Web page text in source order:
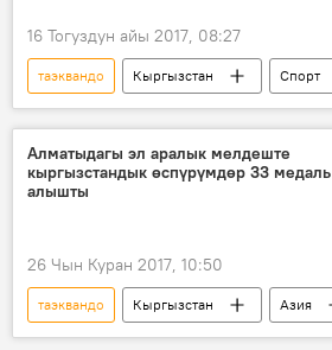
16 Тогуздун айы 2017, 08:27
таэквандо Кыргызстан
Спорт
Жаңылыктар
чемпионат
Алматыдагы эл аралык мелдеште
кыргызстандык өспүрүмдөр 33 медаль
алышты
26 Чын Куран 2017, 10:50
таэквандо Кыргызстан
Азия
Дүйнөдө
Коом
Спорт